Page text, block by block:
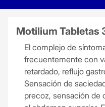
Motilium Tabletas
El complejo de
frecuentemente con
retardado, reflujo
Sensación de
precoz, sensación de